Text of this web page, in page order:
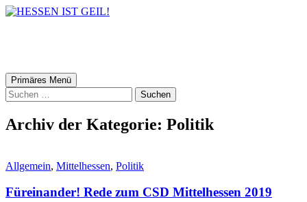
Suchen
Primäres Menü Zum
Inhalt
springen
Suchen
nach:
Archiv der Kategorie: Politik
Allgemein, Mittelhessen, Politik
Füreinander! Rede zum CSD Mittelhessen 2019